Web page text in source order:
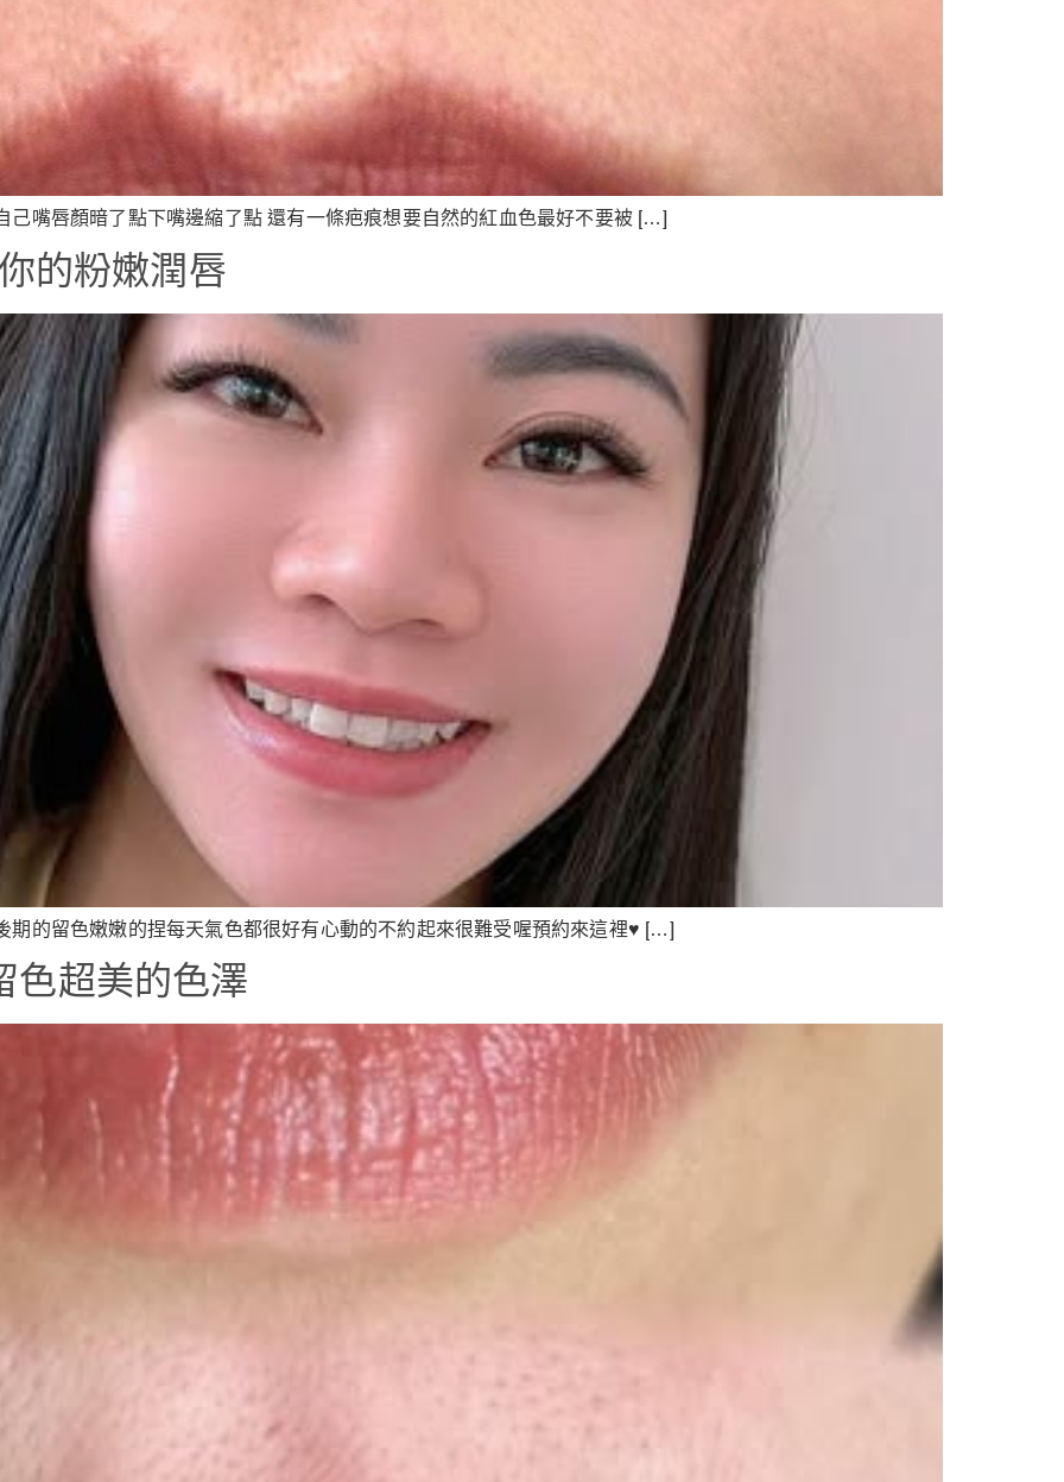
己嘴唇顏暗了點下嘴邊縮了點 還有一條疤痕想要自然的紅血色最好不要被 […]
的粉嫩潤唇
期的留色嫩嫩的捏每天氣色都很好有心動的不約起來很難受喔預約來這裡♥ […]
色超美的色澤